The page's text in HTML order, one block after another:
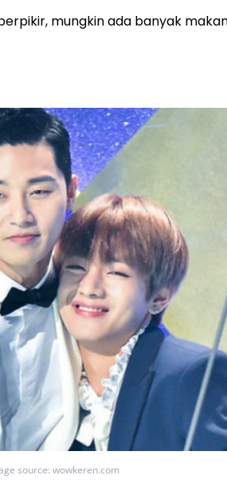
mungkin ada banyak
source: wowkeren.com